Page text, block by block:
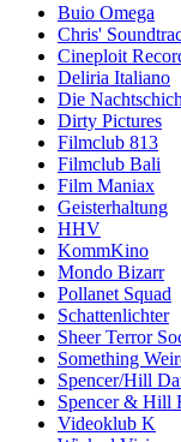
Buio Omega
Chris'
Cineploit
Deliria Italiano
Die
Dirty Pictures
Filmclub 813
Filmclub Bali
Film Maniax
Geisterhaltung
HHV
KommKino
Mondo Bizarr
Pollanet Squad
Schattenlichter
Sheer Terror
Something
Spencer/Hill
Spencer & Hill
Videoklub K